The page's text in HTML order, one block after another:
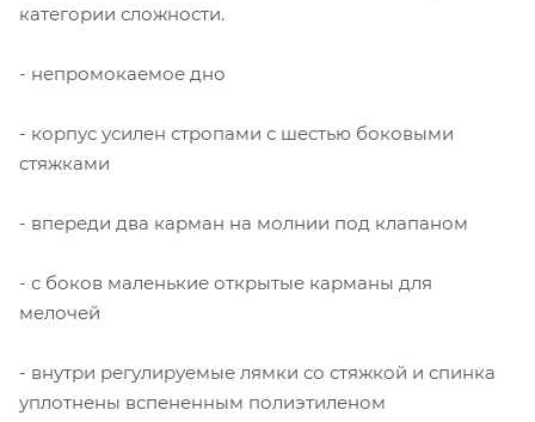
категории сложности.
- непромокаемое дно
- корпус усилен стропами с шестью боковыми
стяжками
- впереди два карман на молнии под клапаном
- с боков маленькие открытые карманы для
мелочей
- внутри регулируемые лямки со стяжкой и спинка
уплотнены вспененным полиэтиленом